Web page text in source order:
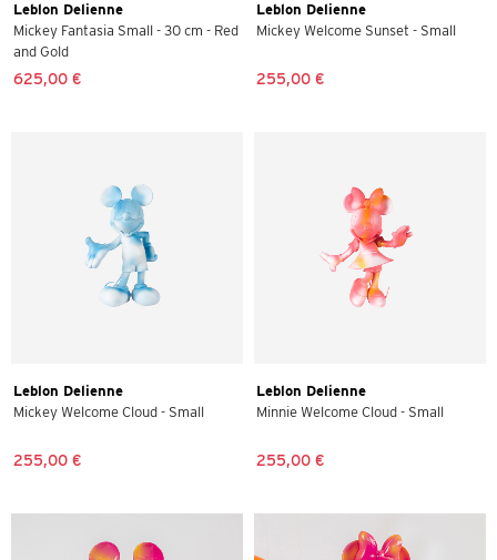
Leblon Delienne
Mickey Fantasia Small - 30 cm - Red
and Gold
625,00 €
Leblon Delienne
Mickey Welcome Sunset - Small
255,00 €
Leblon Delienne
Mickey Welcome Cloud - Small
255,00 €
Leblon Delienne
Minnie Welcome Cloud - Small
255,00 €